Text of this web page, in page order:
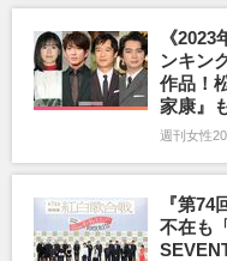
《
ンキン
作品！
家康』
週刊女性
『第
不在も